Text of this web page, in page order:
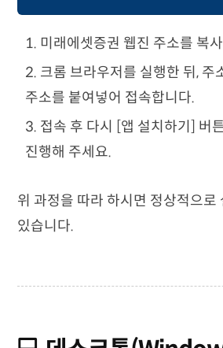
1. 미래에셋증권 웹진 주소를 복
2. 크롬 브라우저를 실행한 뒤, 주
주소를 붙여넣어 접속합니다.
3. 접속 후 다시 [앱 설치하기] 버
진행해 주세요.
위 과정을 따라 하시면 정상적으로
있습니다.